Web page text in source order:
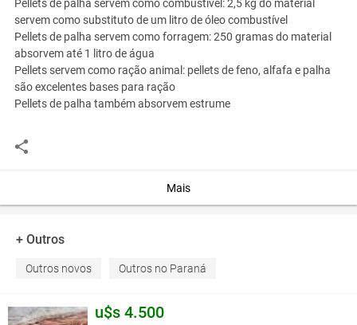
Pellets de palha servem como combustível: 2,5 kg do material
servem como substituto de um litro de óleo combustível
Pellets de palha servem como forragem: 250 gramas do material
absorvem até 1 litro de água
Pellets servem como ração animal: pellets de feno, alfafa e palha
são excelentes bases para ração
Pellets de palha também absorvem estrume
Bem estar e saúde animal manuseado em pequenas quantidades,
os pellets geralmente livres de poeiras e estéreis são ótimos
este anúncio é contra a política de Agroads?
Mais
+ Outros
Outros novos Outros no Paraná
u$s 4.500